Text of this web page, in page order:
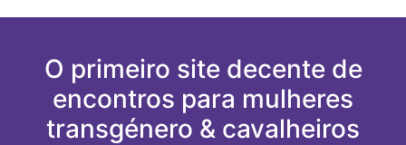
O primeiro site decente de
encontros para mulheres
transgénero & cavalheiros